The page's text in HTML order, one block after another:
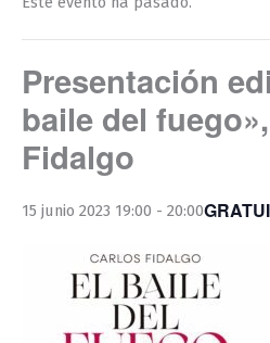
Presentación
baile del
Fidalgo
15 junio 2023 19:00 - 20:00